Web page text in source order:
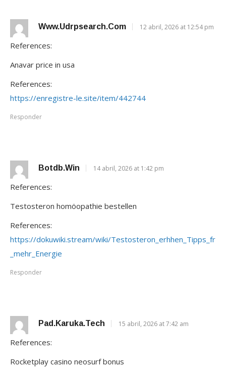
Www.udrpsearch.com 12 abril, 2026 at 12:54 pm
References:
Anavar price in usa
References:
https://enregistre-le.site/item/442744
Responder
Botdb.win 14 abril, 2026 at 1:42 pm
References:
Testosteron homöopathie bestellen
References:
https://dokuwiki.stream/wiki/Testosteron_erhhen_Tipps_fr
_mehr_Energie
Responder
Pad.karuka.tech 15 abril, 2026 at 7:42 am
References:
Rocketplay casino neosurf bonus